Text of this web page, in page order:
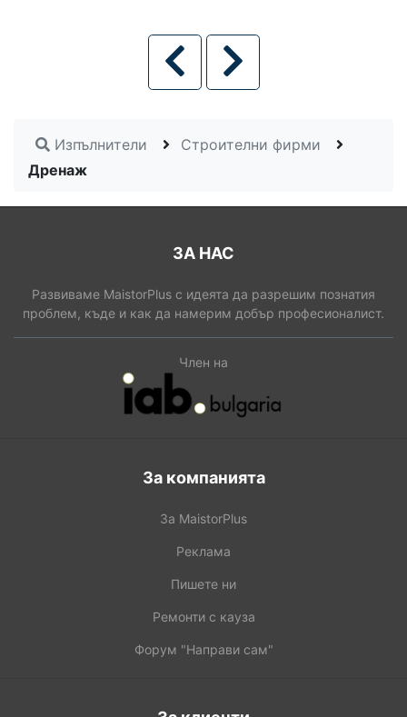
Изпълнители
Строителни фирми
Дренаж
ЗА НАС
Развиваме MaistorPlus с идеята да разрешим познатия
проблем, къде и как да намерим добър професионалист.
Член на
За компанията
За MaistorPlus
Реклама
Пишете ни
Ремонти с кауза
Форум "Направи сам"